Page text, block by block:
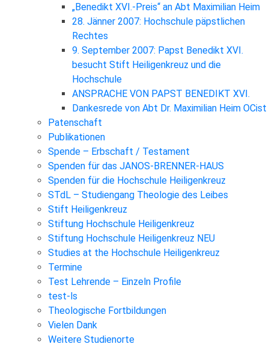
„Benedikt XVI.-Preis“ an Abt Maximilian Heim
28. Jänner 2007: Hochschule päpstlichen
Rechtes
9. September 2007: Papst Benedikt XVI.
besucht Stift Heiligenkreuz und die
Hochschule
ANSPRACHE VON PAPST BENEDIKT XVI.
Dankesrede von Abt Dr. Maximilian Heim OCist
Patenschaft
Publikationen
Spende – Erbschaft / Testament
Spenden für das JANOS-BRENNER-HAUS
Spenden für die Hochschule Heiligenkreuz
STdL – Studiengang Theologie des Leibes
Stift Heiligenkreuz
Stiftung Hochschule Heiligenkreuz
Stiftung Hochschule Heiligenkreuz NEU
Studies at the Hochschule Heiligenkreuz
Termine
Test Lehrende – Einzeln Profile
test-ls
Theologische Fortbildungen
Vielen Dank
Weitere Studienorte